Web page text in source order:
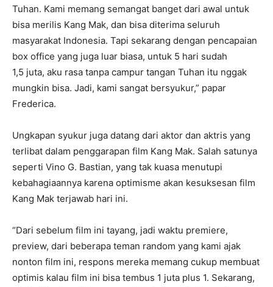
Tuhan. Kami memang semangat banget dari awal untuk
bisa merilis Kang Mak, dan bisa diterima seluruh
masyarakat Indonesia. Tapi sekarang dengan pencapaian
box office yang juga luar biasa, untuk 5 hari sudah
1,5 juta, aku rasa tanpa campur tangan Tuhan itu nggak
mungkin bisa. Jadi, kami sangat bersyukur,” papar
Frederica.
Ungkapan syukur juga datang dari aktor dan aktris yang
terlibat dalam penggarapan film Kang Mak. Salah satunya
seperti Vino G. Bastian, yang tak kuasa menutupi
kebahagiaannya karena optimisme akan kesuksesan film
Kang Mak terjawab hari ini.
“Dari sebelum film ini tayang, jadi waktu premiere,
preview, dari beberapa teman random yang kami ajak
nonton film ini, respons mereka memang cukup membuat
optimis kalau film ini bisa tembus 1 juta plus 1. Sekarang,